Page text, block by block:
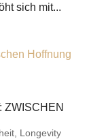
sich mit...
ZWISCHEN
, Longevity